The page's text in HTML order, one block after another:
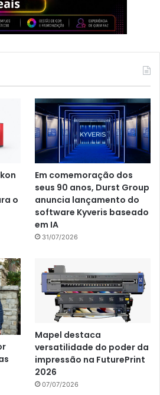
o
Em comemoração dos
seus 90 anos, Durst Group
anuncia lançamento do
software Kyveris baseado
em IA
31/07/2026
Mapel destaca
versatilidade do poder da
impressão na FuturePrint
2026
07/07/2026